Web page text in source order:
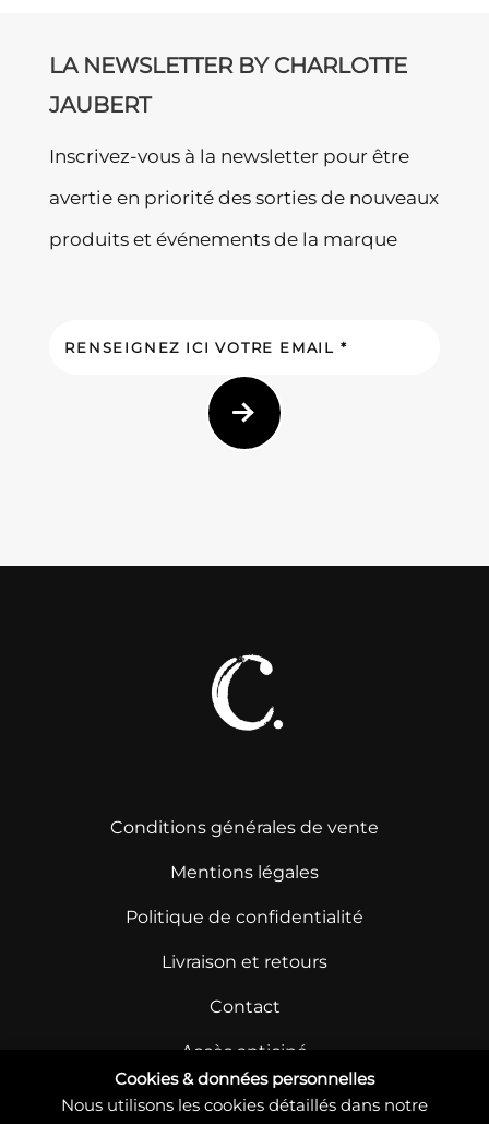
LA NEWSLETTER BY CHARLOTTE
JAUBERT
Inscrivez-vous à la newsletter pour être
avertie en priorité des sorties de nouveaux
produits et événements de la marque
Conditions générales de vente
Mentions légales
Politique de confidentialité
Livraison et retours
Contact
Accès anticipé
Cookies & données personnelles
Nous utilisons les cookies détaillés dans notre